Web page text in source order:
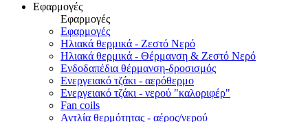
Εφαρμογές
Εφαρμογές
Εφαρμογές
Ηλιακά θερμικά - Ζεστό Νερό
Ηλιακά θερμικά - Θέρμανση & Ζεστό Νερό
Ενδοδαπέδια θέρμανση-δροσισμός
Ενεργειακό τζάκι - αερόθερμο
Ενεργειακό τζάκι - νερού "καλοριφέρ"
Fan coils
Αντλία θερμότητας - αέρος/νερού